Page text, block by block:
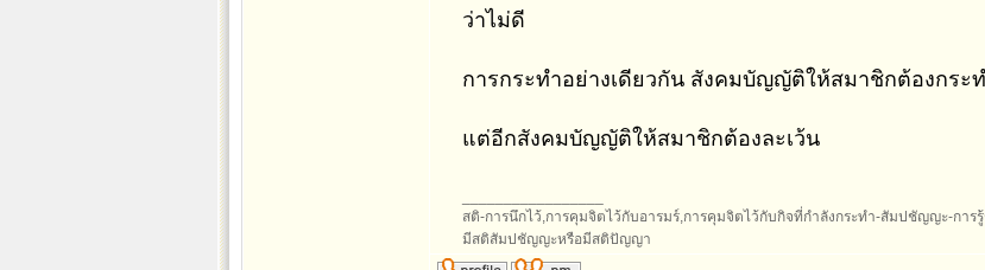
ว่าไม่ดี
การกระทำอย่างเดียวกัน สังคมบัญญัติให้สมาชิกต้องกระ
แต่อีกสังคมบัญญัติให้สมาชิกต้องละเว้น
สติ-การนึกไว้,การคุมจิตไว้กับอารมร์,การคุมจิตไว้กับกิจที่กำลังกระทำ-สัมปชัญญะ-การ
มีสติสัมปชัญญะหรือมีสติปัญญา